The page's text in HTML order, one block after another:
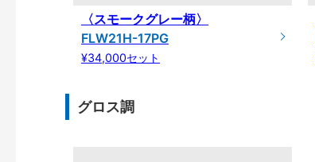
〈スモークグレー柄〉
FLW21H-17PG
¥34,000セット
グロス調